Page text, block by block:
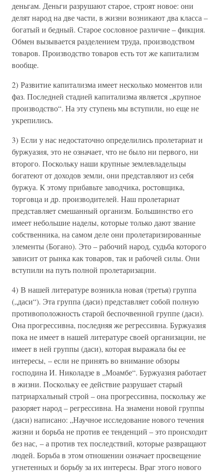
деньгам. Деньги разрушают старое, строят новое: они
делят народ на две части, в жизни возникают два класса –
богатый и бедный. Старое сословное различие – фикция.
Обмен вызывается разделением труда, производством
товаров. Производство товаров есть тот же капитализм
вообще.
2) Развитие капитализма имеет несколько моментов или
фаз. Последней стадией капитализма является „крупное
производство“. На эту ступень мы вступили, но еще не
укрепились.
3) Если у нас недостаточно определились пролетариат и
буржуазия, это не означает, что не было ни первого, ни
второго. Поскольку наши крупные землевладельцы
богатеют от доходов земли, они представляют из себя
буржуа. К этому прибавьте заводчика, ростовщика,
торговца и др. производителей. Наш пролетариат
представляет смешанный организм. Большинство его
имеет небольшие наделы, которые только дают звание
собственника, на самом деле они пролетаризированные
элементы (Богано). Это – рабочий народ, судьба которого
зависит от рынка как товаров, так и рабочей силы. Они
вступили на путь полной пролетаризации.
4) В нашей литературе возникла новая (третья) группа
(„даси“). Эта группа (даси) представляет собой полную
противоположность старой беспочвенной группе (даси).
Она прогрессивна, последняя же регрессивна. Буржуазия
пока не имеет в нашей литературе своей организации, не
имеет в ней группы (даси), которая выражала бы ее
интересы, – если не принять во внимание обзоры
господина И. Николадзе в „Моамбе“. Буржуазия работает
в жизни. Поскольку ее действие разрушает старый
патриархальный строй – она прогрессивна, поскольку же
разоряет народ – регрессивна. На знамени новой группы
(даси) написано: „Научное исследование нового течения
жизни и борьба не против ее тенденций – это происходит
без нас, – а против тех последствий, которые развращают
людей. Борьба в этом отношении означает просвещение
угнетенных и борьбу за их интересы. Враг этого нового